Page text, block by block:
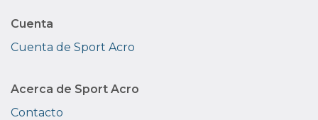
Cuenta
Cuenta de Sport Acro
Acerca de Sport Acro
Contacto